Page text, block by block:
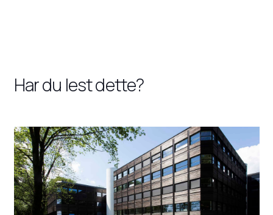
Har du lest dette?